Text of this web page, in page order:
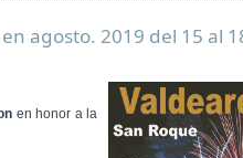
agosto. 2019 del 15 al
en honor a la